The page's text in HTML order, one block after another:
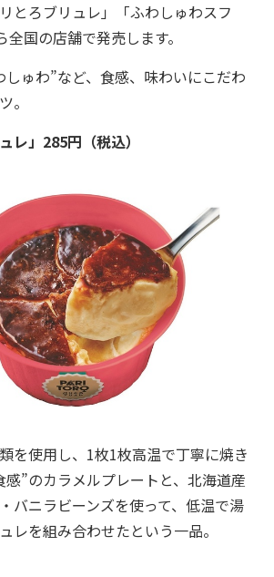
とろブリュレ」「ふわしゅわスフ
国の店舗で発売します。
ゅわ”など、食感、味わいにこだわ
。
レ」285円（税込）
を使用し、1枚1枚高温で丁寧に焼き
”のカラメルプレートと、北海道産
バニラビーンズを使って、低温で湯
レを組み合わせたという一品。